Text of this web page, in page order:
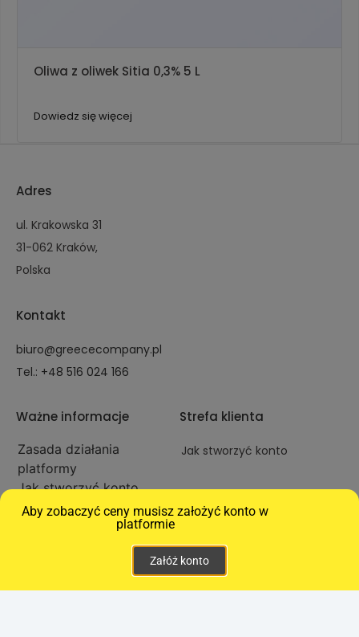
Oliwa z oliwek Sitia 0,3% 5 L
Dowiedz się więcej
Adres
ul. Krakowska 31
31-062 Kraków,
Polska
Kontakt
biuro@greececompany.pl
Tel.: +48 516 024 166
Ważne informacje
Zasada działania
platformy
Jak stworzyć konto
Strefa klienta
Jak stworzyć konto
Nasze marki
Aby zobaczyć ceny musisz założyć konto w
platformie
Załóż konto